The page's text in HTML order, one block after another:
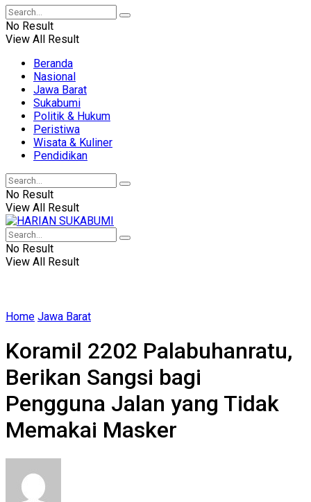
No Result
View All Result
Beranda
Nasional
Jawa Barat
Sukabumi
Politik & Hukum
Peristiwa
Wisata & Kuliner
Pendidikan
No Result
View All Result
No Result
View All Result
Home Jawa Barat
Koramil 2202 Palabuhanratu,
Berikan Sangsi bagi
Pengguna Jalan yang Tidak
Memakai Masker